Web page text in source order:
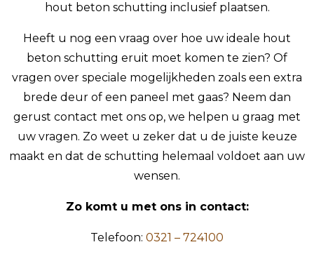
hout beton schutting inclusief plaatsen.
Heeft u nog een vraag over hoe uw ideale hout
beton schutting eruit moet komen te zien? Of
vragen over speciale mogelijkheden zoals een extra
brede deur of een paneel met gaas? Neem dan
gerust contact met ons op, we helpen u graag met
uw vragen. Zo weet u zeker dat u de juiste keuze
maakt en dat de schutting helemaal voldoet aan uw
wensen.
Zo komt u met ons in contact:
Telefoon: 0321 – 724100